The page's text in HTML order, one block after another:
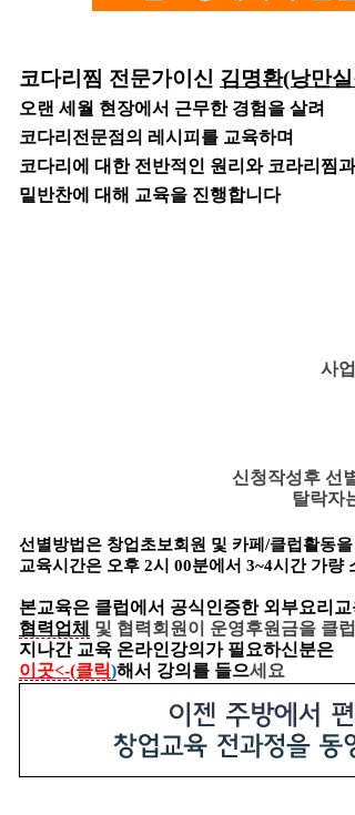
코다리찜 전문가이신 김명환(낭만실
오랜 세월 현장에서 근무한 경험을 살려
코다리전문점의 레시피를 교육하며
코다리에 대한 전반적인 원리와 코라리찜
밑반찬에 대해 교육을 진행합니다
사
신청작성후 선
탈락자
선별방법은 창업초보회원 및 카페/클럽활동
교육시간은 오후 2시 00분에서 3~4시간 가량
본교육은 클럽에서 공식인증한 외부요리교
협력업체
및 협력회원이
운영후원금을 클
지나간 교육 온라인강의가 필요하신분은
이곳<-(클릭)해서 강의를 들으세요